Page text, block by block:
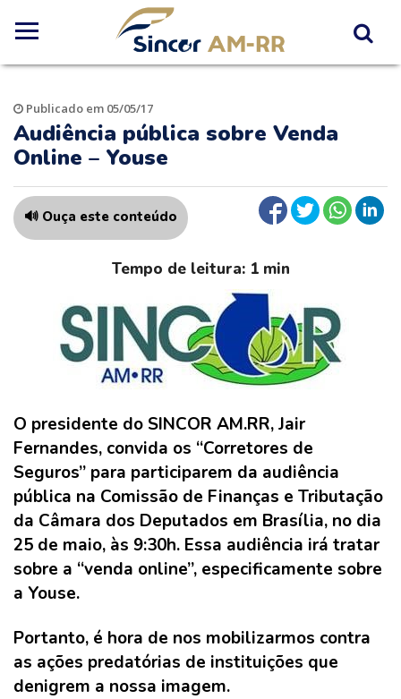
Publicado em 05/05/17
Audiência pública sobre Venda
Online – Youse
🔊 Ouça este conteúdo
O presidente do SINCOR AM.RR, Jair
Fernandes, convida os “Corretores de
Seguros” para participarem da audiência
pública na Comissão de Finanças e Tributação
da Câmara dos Deputados em Brasília, no dia
25 de maio, às 9:30h. Essa audiência irá tratar
sobre a “venda online”, especificamente sobre
a Youse.
Portanto, é hora de nos mobilizarmos contra
as ações predatórias de instituições que
denigrem a nossa imagem.